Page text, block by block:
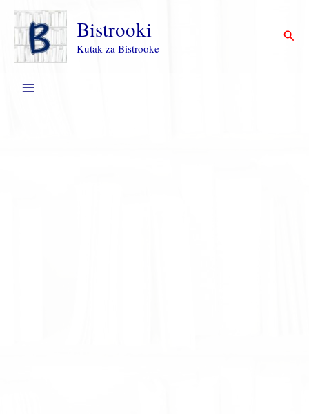
Пређи
садржај
Bistrooki
Kutak za Bistrooke